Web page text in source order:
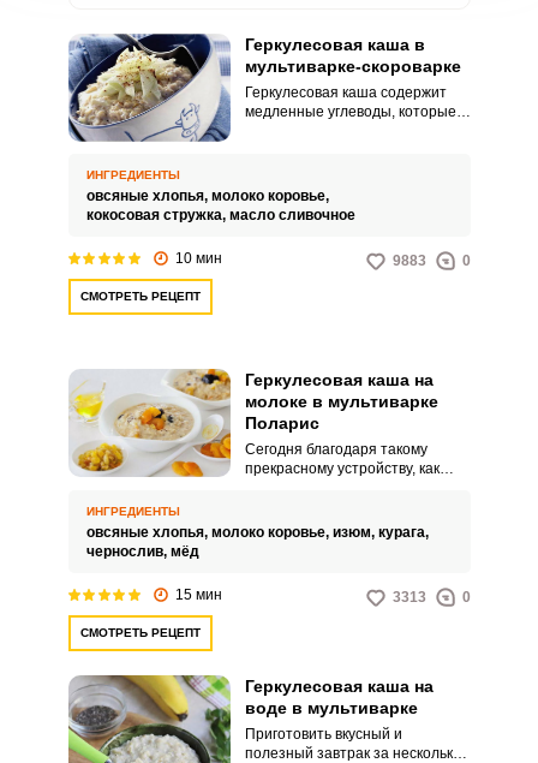
Геркулесовая каша в
мультиварке-скороварке
Геркулесовая каша содержит
медленные углеводы, которые
улучшает память, повышает
внимание, нормализует работу
ИНГРЕДИЕНТЫ
овсяные хлопья, молоко коровье,
кокосовая стружка, масло сливочное
10 мин 9883 0
СМОТРЕТЬ РЕЦЕПТ
Геркулесовая каша на
молоке в мультиварке
Поларис
Сегодня благодаря такому
прекрасному устройству, как
намного быстрее, чем на плите.
ИНГРЕДИЕНТЫ
овсяные хлопья, молоко коровье, изюм, курага,
чернослив, мёд
15 мин 3313 0
СМОТРЕТЬ РЕЦЕПТ
Геркулесовая каша на
воде в мультиварке
Приготовить вкусный и
полезный завтрак за несколько